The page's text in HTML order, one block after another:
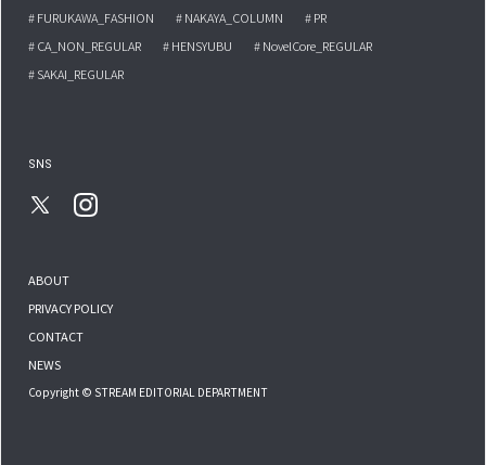
# FURUKAWA_FASHION
# NAKAYA_COLUMN
# PR
# CA_NON_REGULAR
# HENSYUBU
# NovelCore_REGULAR
# SAKAI_REGULAR
SNS
ABOUT
PRIVACY POLICY
CONTACT
NEWS
Copyright © STREAM EDITORIAL DEPARTMENT